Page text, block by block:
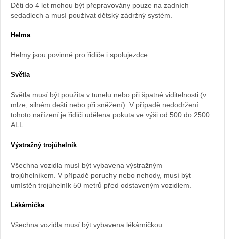
Děti do 4 let mohou být přepravovány pouze na zadních
sedadlech a musí používat dětský zádržný systém.
Helma
Helmy jsou povinné pro řidiče i spolujezdce.
Světla
Světla musí být použita v tunelu nebo při špatné viditelnosti (v
mlze, silném dešti nebo při sněžení). V případě nedodržení
tohoto nařízení je řidiči udělena pokuta ve výši od 500 do 2500
ALL.
Výstražný trojúhelník
Všechna vozidla musí být vybavena výstražným
trojúhelníkem. V případě poruchy nebo nehody, musí být
umístěn trojúhelník 50 metrů před odstaveným vozidlem.
Lékárnička
Všechna vozidla musí být vybavena lékárničkou.